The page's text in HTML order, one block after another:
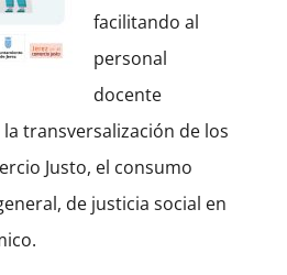
facilitando al
personal
docente
transversalización de los
Justo, el consumo
de justicia social en